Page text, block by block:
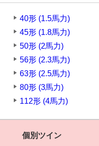
40形 (1.5馬力)
45形 (1.8馬力)
50形 (2馬力)
56形 (2.3馬力)
63形 (2.5馬力)
80形 (3馬力)
112形 (4馬力)
個別ツイン